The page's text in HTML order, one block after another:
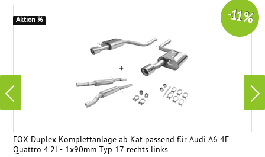
FOX Duplex Komplettanlage ab Kat passend für Audi A6 4F
Quattro 4.2l - 1x90mm Typ 17 rechts links
-11 %
Aktion %